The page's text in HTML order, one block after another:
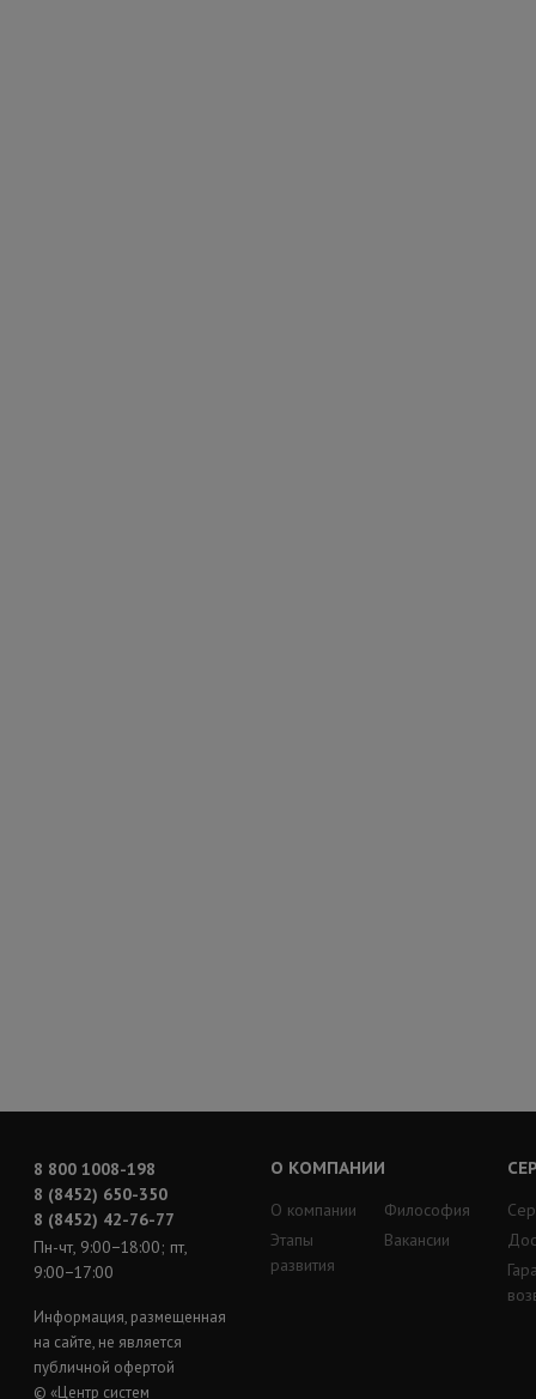
8 800 1008-198
8 (8452) 650-350
8 (8452) 42-76-77
Пн-чт, 9:00−18:00; пт,
9:00−17:00
Информация, размещенная
на сайте, не является
публичной офертой
© «Центр систем
О КОМПАНИИ
О компании
Этапы
развития
Философия
Вакансии